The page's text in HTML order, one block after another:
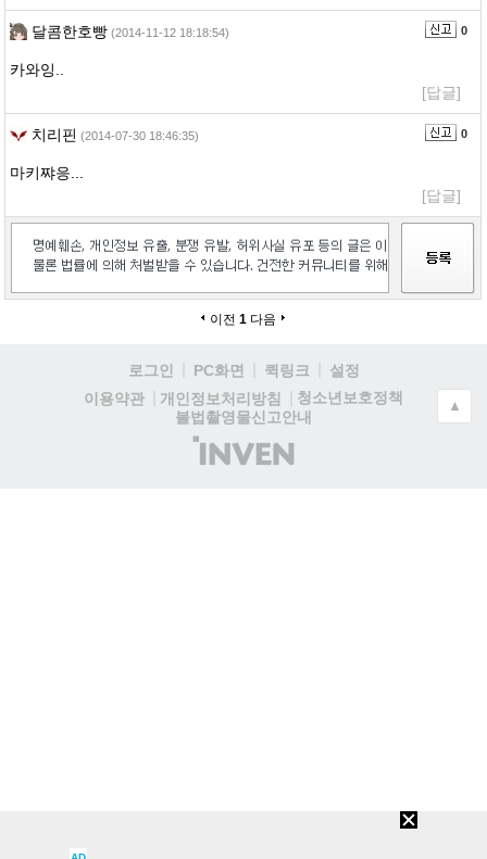
달콤한호빵 (2014-11-12 18:18:54) 0
카와잉..
[답글]
치리핀 (2014-07-30 18:46:35) 0
마키쨔응...
[답글]
이전 1 다음
로그인 PC화면 퀵링크
설정
이용약관
개인정보처리방침
청소년보호정책
불법촬영물신고안내
(주)
인
▲